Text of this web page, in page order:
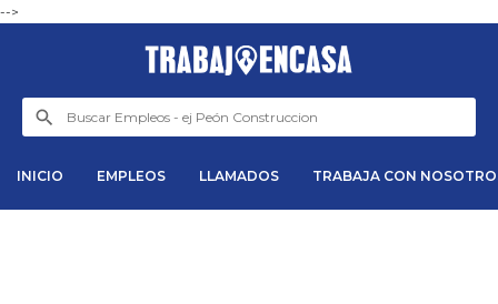
-->
INICIO EMPLEOS LLAMADOS TRABAJA CON